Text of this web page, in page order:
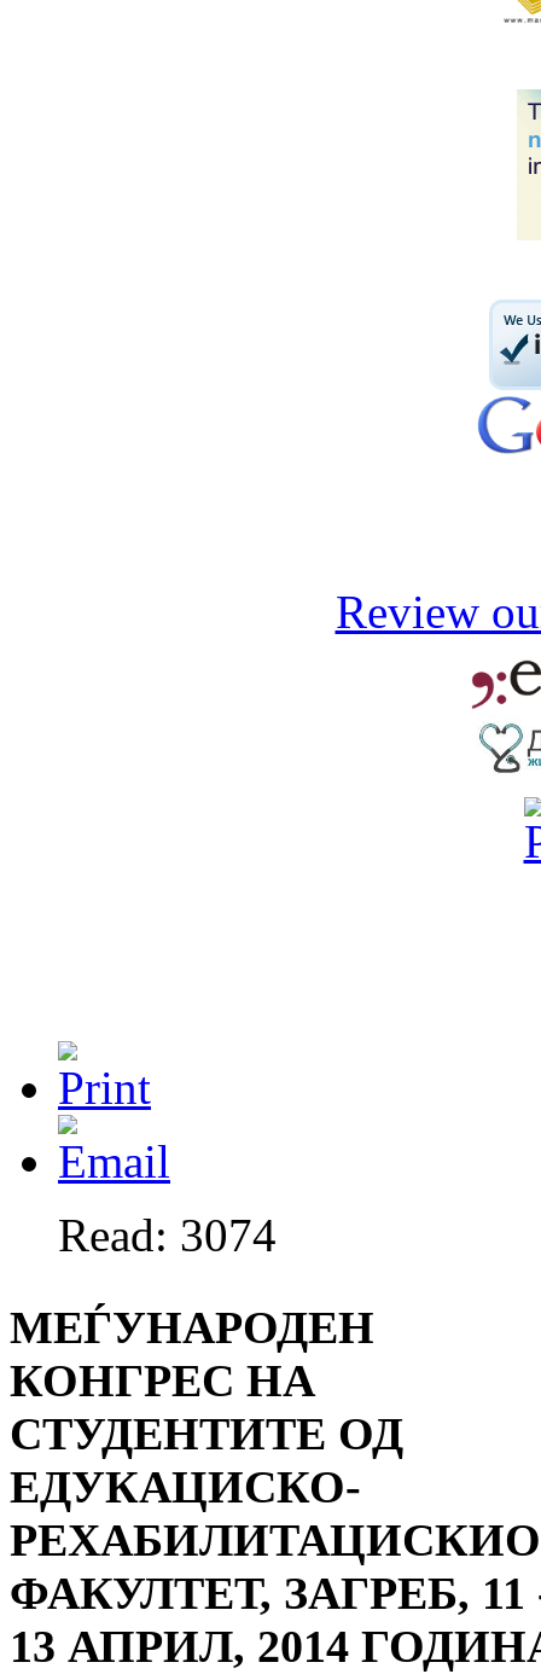
Review
Read: 3074
МЕЃУНАРОДЕН
КОНГРЕС НА
СТУДЕНТИТЕ ОД
ЕДУКАЦИСКО-
ФАКУЛТЕТ, ЗАГРЕБ, 11
13 АПРИЛ, 2014